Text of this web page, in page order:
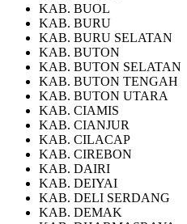
KAB. BUOL
KAB. BURU
KAB. BURU SELATAN
KAB. BUTON
KAB. BUTON SELATAN
KAB. BUTON TENGAH
KAB. BUTON UTARA
KAB. CIAMIS
KAB. CIANJUR
KAB. CILACAP
KAB. CIREBON
KAB. DAIRI
KAB. DEIYAI
KAB. DELI SERDANG
KAB. DEMAK